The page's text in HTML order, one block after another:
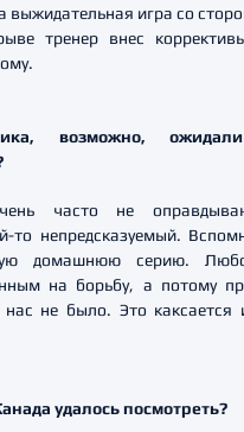
выжидательная игра со
тренер внес
возможно,
часто не
то непредсказуемый.
домашнюю серию.
на борьбу, а потому
нас не было. Это каксается
удалось посмотреть?